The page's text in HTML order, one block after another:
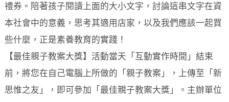
禮券。陪著孩子閱讀上面的大小文字，討論這串文字在資
本社會中的意義，思考其適用店家，以及我們應該一起買
些什麼，正是素養教育的實踐！
【最佳親子教案大獎】活動當天「互動實作時間」結束
前，將您在自己電腦上所做的「親子教案」，上傳至「新
思惟之友」，即可參加「最佳親子教案大獎」。主辦單位